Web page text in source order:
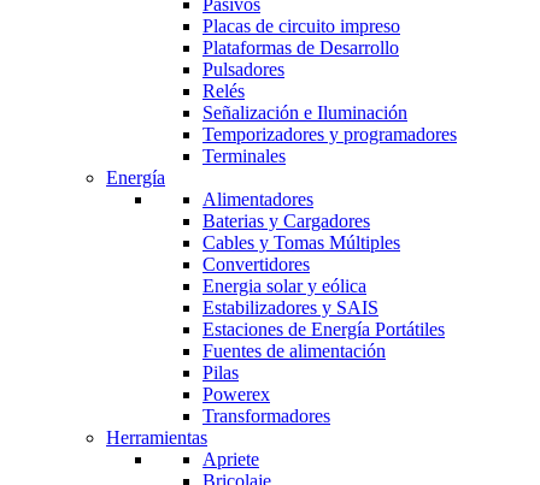
Pasivos
Placas de circuito impreso
Plataformas de Desarrollo
Pulsadores
Relés
Señalización e Iluminación
Temporizadores y programadores
Terminales
Energía
Alimentadores
Baterias y Cargadores
Cables y Tomas Múltiples
Convertidores
Energia solar y eólica
Estabilizadores y SAIS
Estaciones de Energía Portátiles
Fuentes de alimentación
Pilas
Powerex
Transformadores
Herramientas
Apriete
Bricolaje